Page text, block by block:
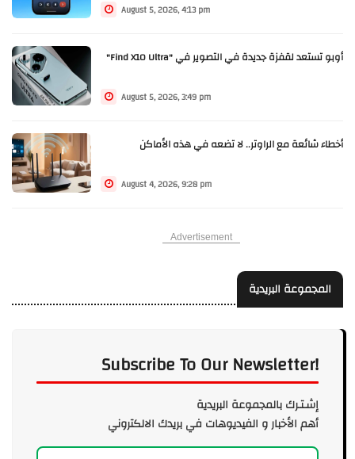
August 5, 2026, 4:13 pm
أوبو تستعد لقفزة جديدة في التصوير في "Find X10 Ultra"
August 5, 2026, 3:49 pm
أخطاء شائعة مع الراوتر.. لا تضعه في هذه الأماكن
August 4, 2026, 9:28 pm
Advertisement
المجموعة البريدية
Subscribe To Our Newsletter!
إشـتـرك بالمجموعة البريدية
أهم الأخبار و الفيديوهات في بريدك الالكتروني